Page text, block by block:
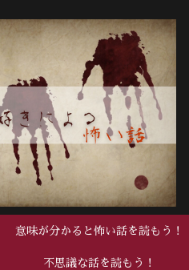
意味が分かると怖い話を読もう！
不思議な話を読もう！